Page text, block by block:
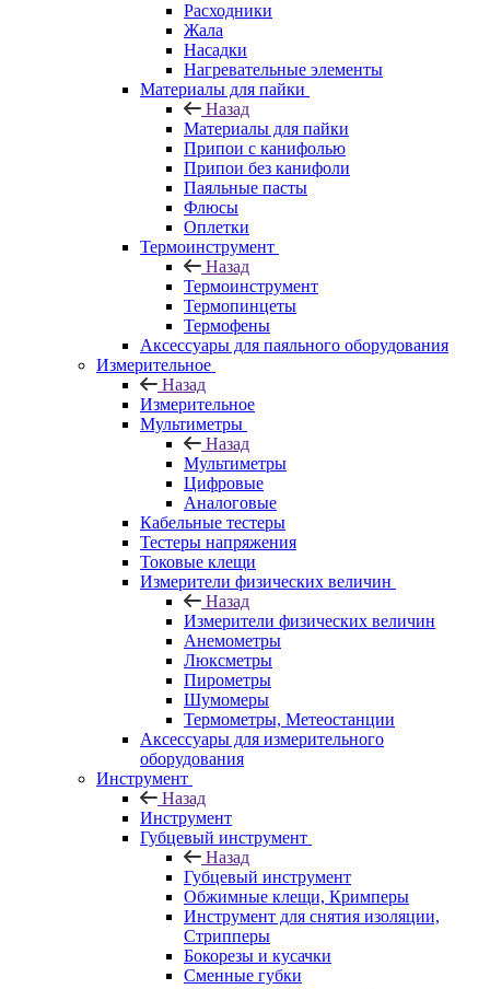
Расходники
Жала
Насадки
Нагревательные элементы
Материалы для пайки
Назад
Материалы для пайки
Припои с канифолью
Припои без канифоли
Паяльные пасты
Флюсы
Оплетки
Термоинструмент
Назад
Термоинструмент
Термопинцеты
Термофены
Аксессуары для паяльного оборудования
Измерительное
Назад
Измерительное
Мультиметры
Назад
Мультиметры
Цифровые
Аналоговые
Кабельные тестеры
Тестеры напряжения
Токовые клещи
Измерители физических величин
Назад
Измерители физических величин
Анемометры
Люксметры
Пирометры
Шумомеры
Термометры, Метеостанции
Аксессуары для измерительного
оборудования
Инструмент
Назад
Инструмент
Губцевый инструмент
Назад
Губцевый инструмент
Обжимные клещи, Кримперы
Инструмент для снятия изоляции,
Стрипперы
Бокорезы и кусачки
Сменные губки